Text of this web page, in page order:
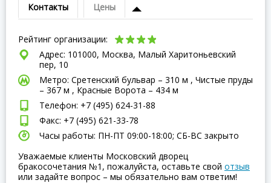
Контакты Цены
Рейтинг организации:
Адрес: 101000, Москва, Малый Харитоньевский
пер, 10
Метро: Сретенский бульвар – 310 м , Чистые пруды
– 367 м , Красные Ворота – 434 м
Телефон: +7 (495) 624-31-88
Факс: +7 (495) 621-33-78
Часы работы: ПН-ПТ 09:00-18:00; СБ-ВC закрыто
Уважаемые клиенты Московский дворец
бракосочетания №1, пожалуйста, оставьте свой отзыв
или задайте вопрос – мы обязательно вам ответим!